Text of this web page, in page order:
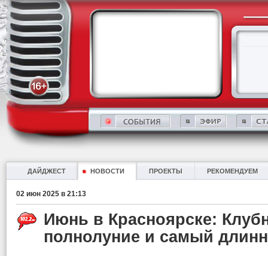
ДАЙДЖЕСТ НОВОСТИ ПРОЕКТЫ РЕКОМЕНДУЕМ
02 июн 2025 в 21:13
Июнь в Красноярске:
полнолуние и самый